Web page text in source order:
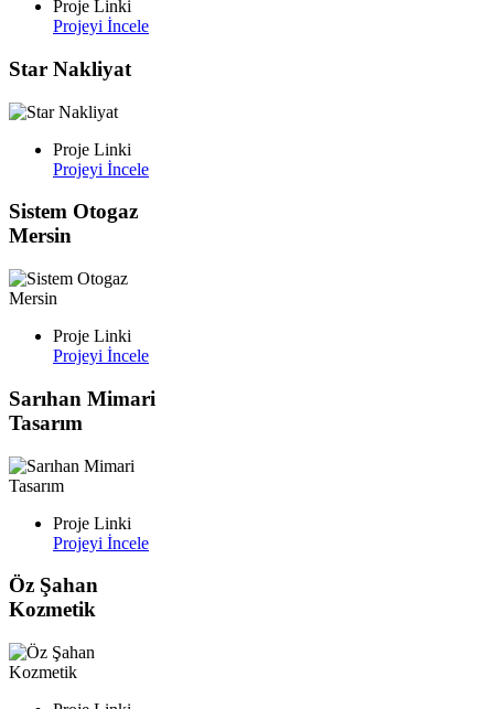
Proje Linki
Projeyi İncele
Star Nakliyat
Proje Linki
Projeyi İncele
Sistem Otogaz
Mersin
Proje Linki
Projeyi İncele
Sarıhan Mimari
Tasarım
Proje Linki
Projeyi İncele
Öz Şahan
Kozmetik